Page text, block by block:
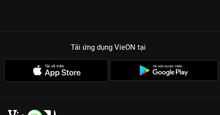
Tải ứng dụng VieON tại